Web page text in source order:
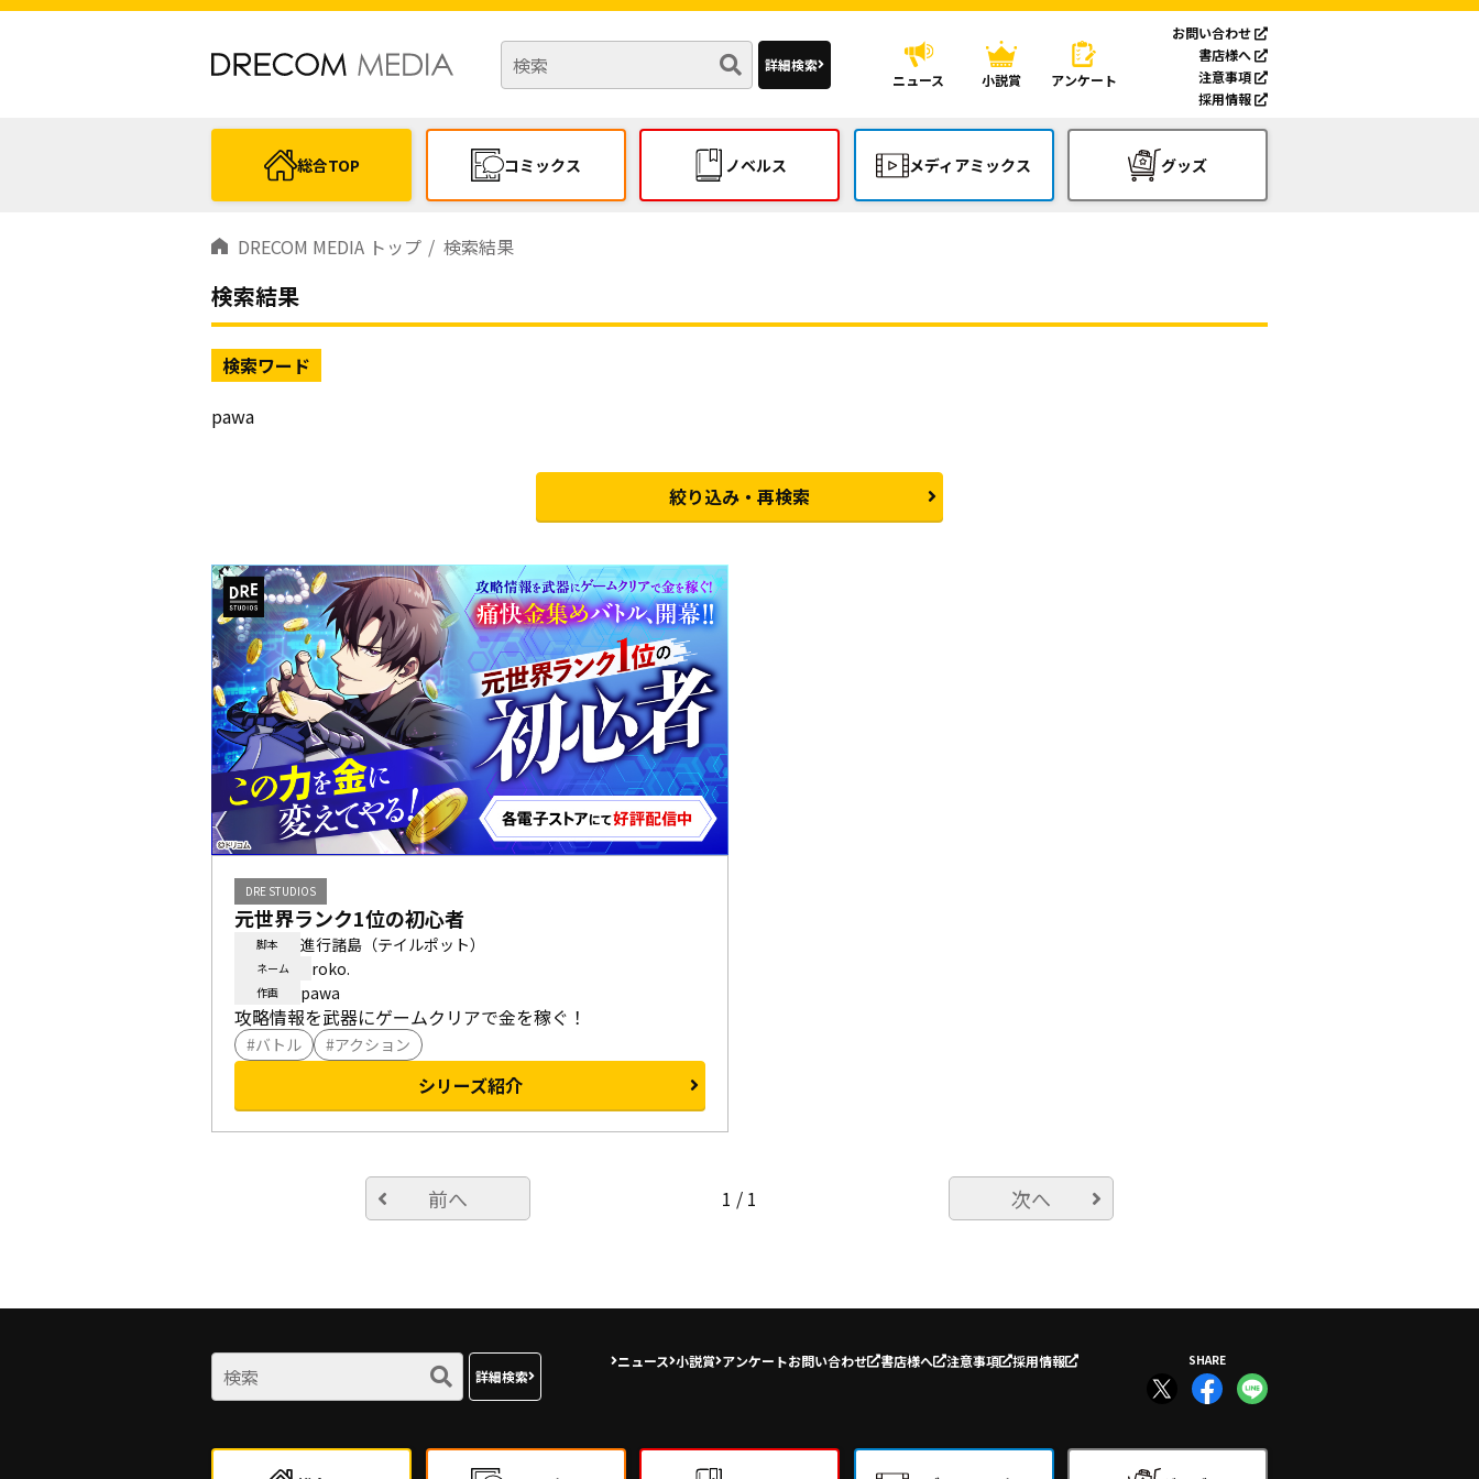
詳細検索
ニュース
小説賞 アンケート
お問い合わせ
書店様へ
注意事項
採用情報
総合TOP コミックス ノベルス メディアミックス グッズ
DRECOM MEDIA トップ 検索結果
検索結果
検索ワード
pawa
絞り込み・再検索
DRE STUDIOS
元世界ランク1位の初心者
脚本 進行諸島（テイルポット）
ネーム roko.
作画 pawa
攻略情報を武器にゲームクリアで金を稼ぐ！
バトル アクション
シリーズ紹介
前へ 1 / 1 次へ
詳細検索
ニュース 小説賞 アンケートお問い合わせ 書店様へ 注意事項 採用情報 SHARE